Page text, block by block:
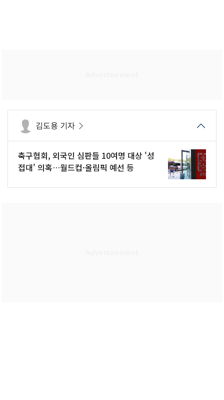
김도용 기자
축구협회, 외국인 심판들 10여명 대상 '성
접대' 의혹…월드컵·올림픽 예선 등